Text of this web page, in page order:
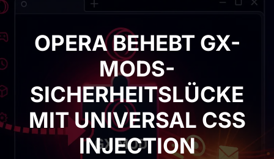
OPERA BEHEBT GX-
MODS-
SICHERHEITSLÜCKE
MIT UNIVERSAL CSS
INJECTION